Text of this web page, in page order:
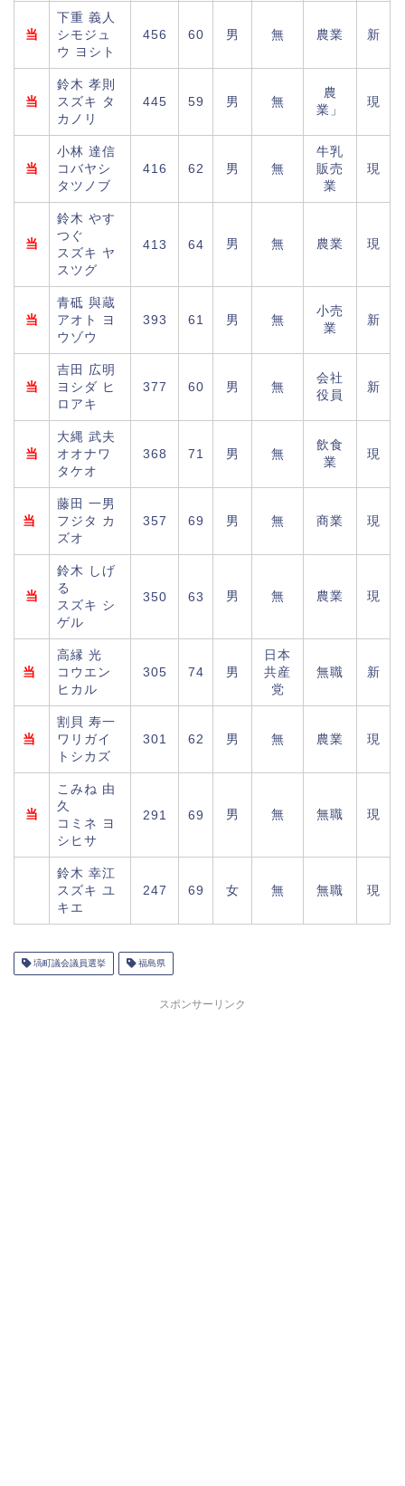
当
下重 義人
シモジュ
ウ ヨシト
456 60 男 無 農業 新
当
鈴木 孝則
スズキ タ
カノリ
445 59 男 無
農
業」
現
当
小林 達信
コバヤシ
タツノブ
416 62 男 無
牛乳
販売
業
現
当
鈴木 やす
つぐ
スズキ ヤ
スツグ
413 64 男 無 農業 現
当
青砥 與蔵
アオト ヨ
ウゾウ
393 61 男 無
小売
業
新
当
吉田 広明
ヨシダ ヒ
ロアキ
377 60 男 無
会社
役員
新
当
大縄 武夫
オオナワ
タケオ
368 71 男 無
飲食
業
現
当
藤田 一男
フジタ カ
ズオ
357 69 男 無 商業 現
当
鈴木 しげ
る
スズキ シ
ゲル
350 63 男 無 農業 現
当
高縁 光
コウエン
ヒカル
305 74 男
日本
共産
党
無職 新
当
割貝 寿一
ワリガイ
トシカズ
301 62 男 無 農業 現
当
こみね 由
久
コミネ ヨ
シヒサ
291 69 男 無 無職 現
鈴木 幸江
スズキ ユ
キエ
247 69 女 無 無職 現
塙町議会議員選挙 福島県
スポンサーリンク